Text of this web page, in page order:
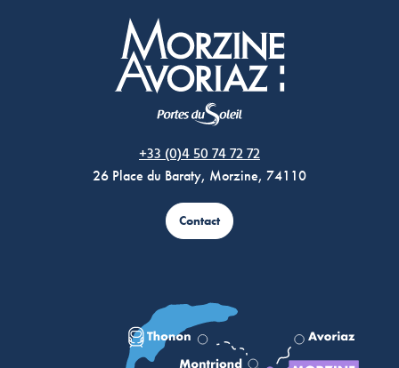
+33 (0)4 50 74 72 72
26 Place du Baraty, Morzine, 74110
Contact